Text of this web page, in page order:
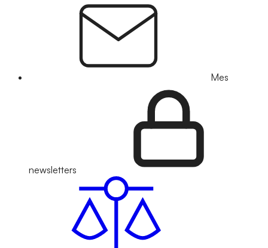
Mes
newsletters